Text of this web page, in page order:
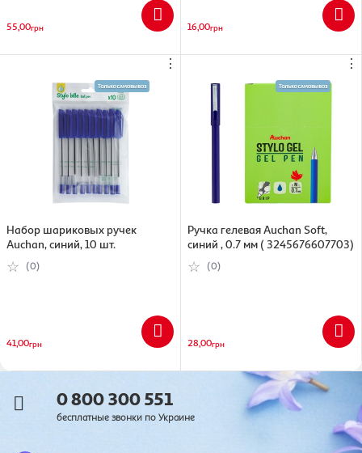
55,00грн 16,00грн
⋮
Набор шариковых ручек
Auchan, синий, 10 шт.
(0)
41,00грн
⋮
Ручка гелевая Auchan Soft,
синий , 0.7 мм ( 3245676607703)
(0)
28,00грн
0 800 300 551
бесплатные звонки по Украине